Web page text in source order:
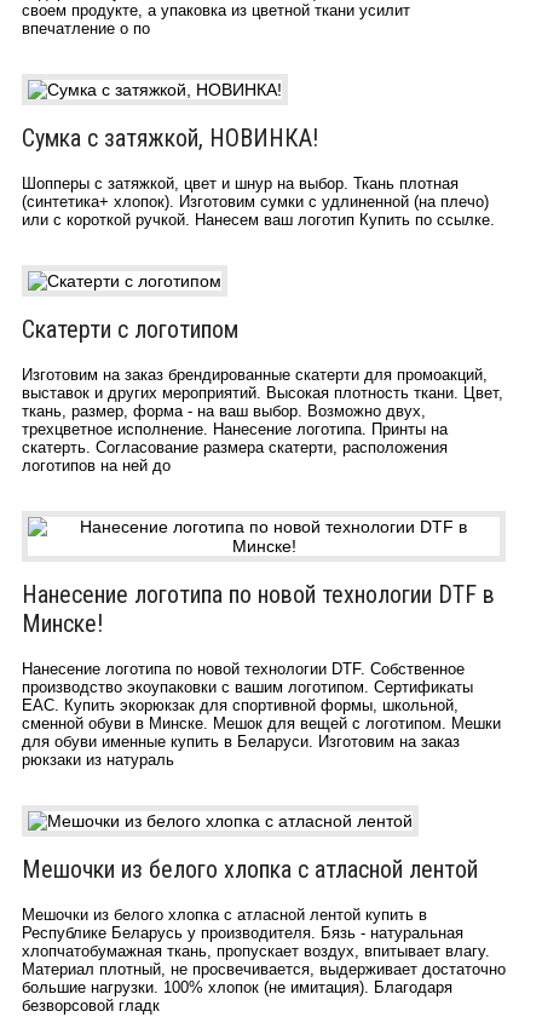
своем продукте, а упаковка из цветной ткани усилит
впечатление о по
Сумка с затяжкой, НОВИНКА!
Шопперы с затяжкой, цвет и шнур на выбор. Ткань плотная
(синтетика+ хлопок). Изготовим сумки с удлиненной (на плечо)
или с короткой ручкой. Нанесем ваш логотип Купить по ссылке.
Скатерти с логотипом
Изготовим на заказ брендированные скатерти для промоакций,
выставок и других мероприятий. Высокая плотность ткани. Цвет,
ткань, размер, форма - на ваш выбор. Возможно двух,
трехцветное исполнение. Нанесение логотипа. Принты на
скатерть. Согласование размера скатерти, расположения
логотипов на ней до
Нанесение логотипа по новой технологии DTF в
Минске!
Нанесение логотипа по новой технологии DTF. Cобственное
производство экоупаковки с вашим логотипом. Сертификаты
ЕАС. Купить экорюкзак для спортивной формы, школьной,
сменной обуви в Минске. Мешок для вещей с логотипом. Мешки
для обуви именные купить в Беларуси. Изготовим на заказ
рюкзаки из натураль
Мешочки из белого хлопка с атласной лентой
Мешочки из белого хлопка с атласной лентой купить в
Республике Беларусь у производителя. Бязь - натуральная
хлопчатобумажная ткань, пропускает воздух, впитывает влагу.
Материал плотный, не просвечивается, выдерживает достаточно
большие нагрузки. 100% хлопок (не имитация). Благодаря
безворсовой гладк